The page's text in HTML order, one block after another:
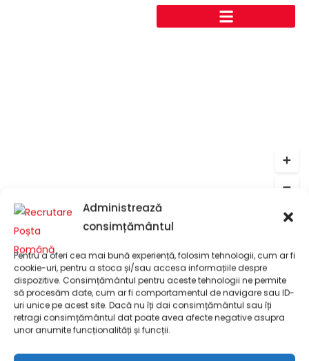
Administrează
consimțământul
Pentru a oferi cea mai bună experiență, folosim tehnologii, cum ar fi
cookie-uri, pentru a stoca și/sau accesa informațiile despre
dispozitive. Consimțământul pentru aceste tehnologii ne permite
să procesăm date, cum ar fi comportamentul de navigare sau ID-
uri unice pe acest site. Dacă nu îți dai consimțământul sau îți
retragi consimțământul dat poate avea afecte negative asupra
unor anumite funcționalități și funcții.
Găsește locuri de muncă
Leaflet